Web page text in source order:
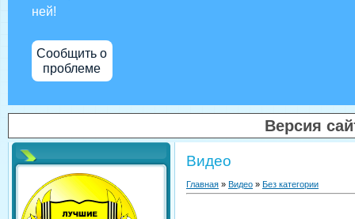
ней!
Сообщить о
проблеме
Версия
Видео
Главная » Видео » Без категории